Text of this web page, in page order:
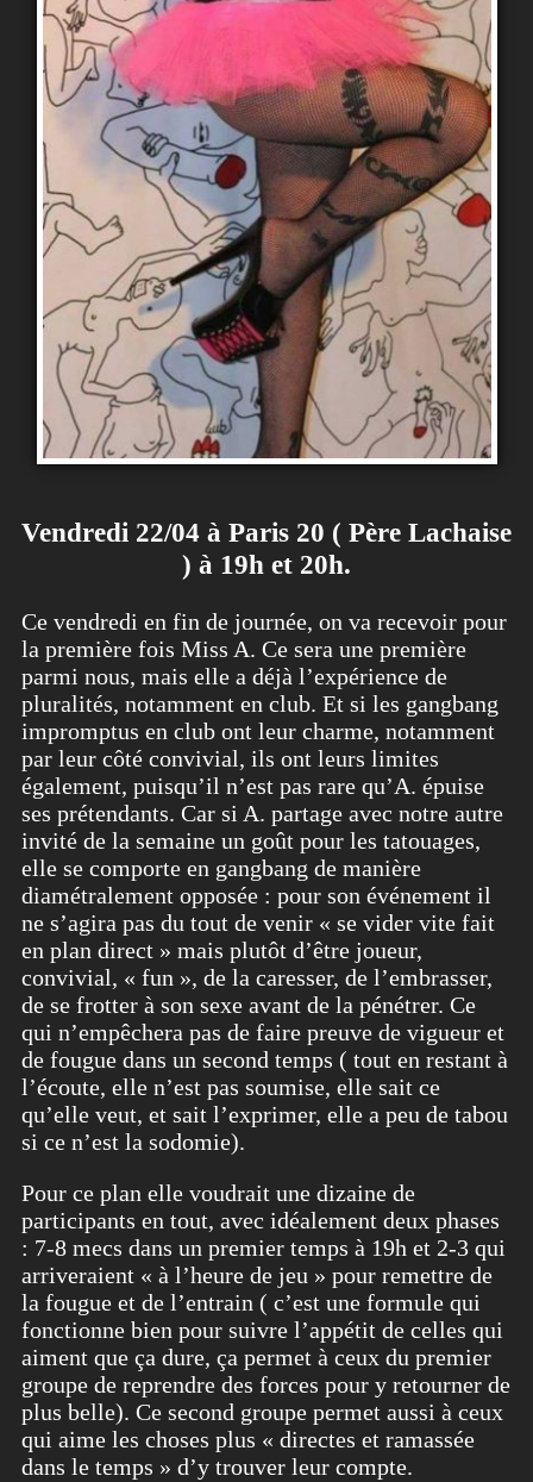
Vendredi 22/04 à Paris 20 ( Père Lachaise
) à 19h et 20h.
Ce vendredi en fin de journée, on va recevoir pour
la première fois Miss A. Ce sera une première
parmi nous, mais elle a déjà l’expérience de
pluralités, notamment en club. Et si les gangbang
impromptus en club ont leur charme, notamment
par leur côté convivial, ils ont leurs limites
également, puisqu’il n’est pas rare qu’A. épuise
ses prétendants. Car si A. partage avec notre autre
invité de la semaine un goût pour les tatouages,
elle se comporte en gangbang de manière
diamétralement opposée : pour son événement il
ne s’agira pas du tout de venir « se vider vite fait
en plan direct » mais plutôt d’être joueur,
convivial, « fun », de la caresser, de l’embrasser,
de se frotter à son sexe avant de la pénétrer. Ce
qui n’empêchera pas de faire preuve de vigueur et
de fougue dans un second temps ( tout en restant à
l’écoute, elle n’est pas soumise, elle sait ce
qu’elle veut, et sait l’exprimer, elle a peu de tabou
si ce n’est la sodomie).
Pour ce plan elle voudrait une dizaine de
participants en tout, avec idéalement deux phases
: 7-8 mecs dans un premier temps à 19h et 2-3 qui
arriveraient « à l’heure de jeu » pour remettre de
la fougue et de l’entrain ( c’est une formule qui
fonctionne bien pour suivre l’appétit de celles qui
aiment que ça dure, ça permet à ceux du premier
groupe de reprendre des forces pour y retourner de
plus belle). Ce second groupe permet aussi à ceux
qui aime les choses plus « directes et ramassée
dans le temps » d’y trouver leur compte.